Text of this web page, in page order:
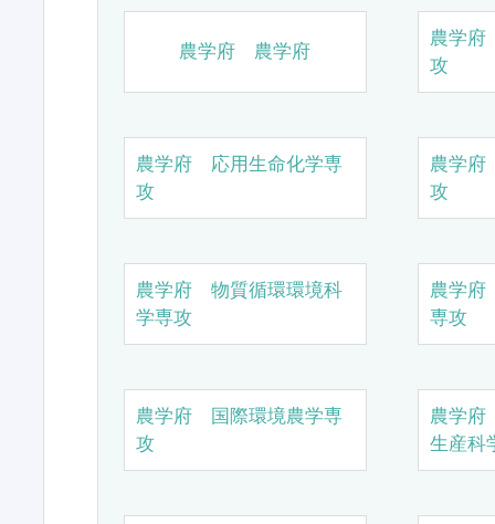
農学府 農学府
農学
攻
農学府 応用生命化学専
攻
農学
攻
農学府 物質循環環境科
学専攻
農学
専攻
農学府 国際環境農学専
攻
農学
生産科